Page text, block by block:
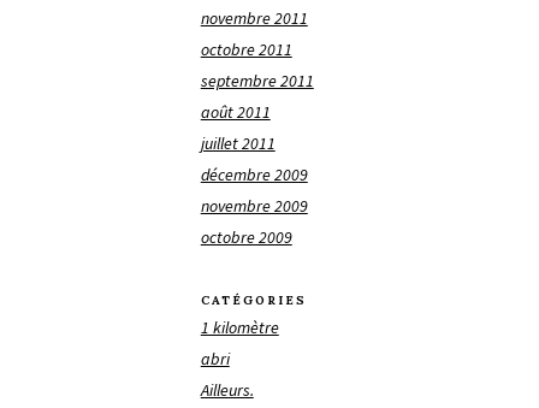
novembre 2011
octobre 2011
septembre 2011
août 2011
juillet 2011
décembre 2009
novembre 2009
octobre 2009
CATÉGORIES
1 kilomètre
abri
Ailleurs.